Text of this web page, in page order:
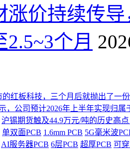
涨价持续传
个月
红板科技，三个月后就抛出了一
，公司预计2026年上半年实现归
沪锡期货触及44.9万元/吨的历史高
单双面PCB 1.6mm PCB 5G毫米波
AI服务器PCB 6层PCB 超厚PCB 可